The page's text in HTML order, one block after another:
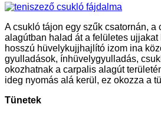
A csukló tájon egy szűk csatornán, a
alagútban halad át a felületes
hosszú hüvelykujjhajlító izom ina
gyulladások, ínhüvelygyulladás,
okozhatnak a carpalis alagút
ideg nyomás alá kerül, ez okozza a
Tünetek